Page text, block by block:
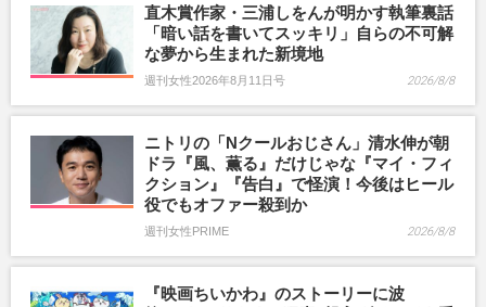
直木賞作家・三浦しをんが明かす執筆裏話
「暗い話を書いてスッキリ」自らの不可解
な夢から生まれた新境地
週刊女性2026年8月11日号 2026/8/8
ニトリの「Nクールおじさん」清水伸が朝
ドラ『風、薫る』だけじゃな『マイ・フィ
クション』『告白』で怪演！今後はヒール
役でもオファー殺到か
週刊女性PRIME 2026/8/8
『映画ちいかわ』のストーリーに波